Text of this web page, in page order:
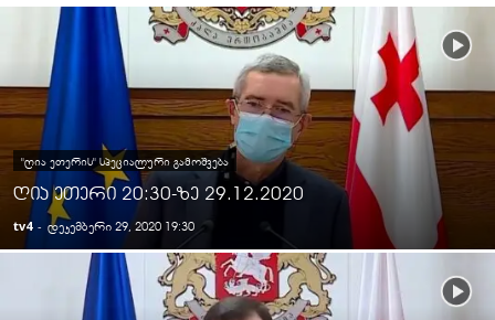
"ᲦᲘᲐ ᲔᲗᲔᲠᲘᲡ" ᲡᲞᲔᲪᲘᲐᲚᲣᲠᲘ ᲒᲐᲛᲝᲨᲕᲔᲑᲐ
ღია ეთერი 20:30-ზე 29.12.2020
tv4 - დეკემბერი 29, 2020 19:30